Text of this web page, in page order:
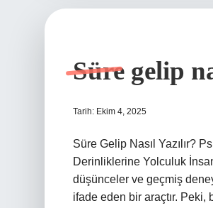
Süre gelip
Tarih: Ekim 4, 2025
Süre Gelip Nasıl Yazılır?
Derinliklerine Yolculuk
düşünceler ve geçmiş
ifade eden bir araçtır. Peki,